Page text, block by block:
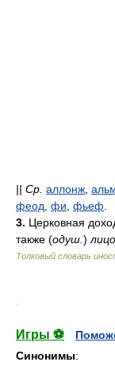
|| Ср. аллонж
феод фи фьеф
3. Церковная
также (одуш. ) лицо
Толковый словарь
Игры ⚽
Синонимы: